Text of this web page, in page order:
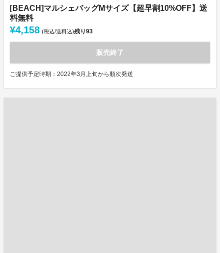
[BEACH]マルシェバッグMサイズ【超早割10%OFF】送
料無料
¥4,158 (税込/送料込)残り93
販売終了
ご提供予定時期：2022年3月上旬から順次発送